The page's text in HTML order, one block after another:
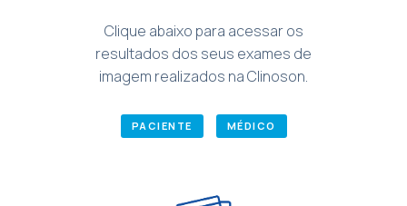
Clique abaixo para acessar os
resultados dos seus exames de
imagem realizados na Clinoson.
PACIENTE MÉDICO